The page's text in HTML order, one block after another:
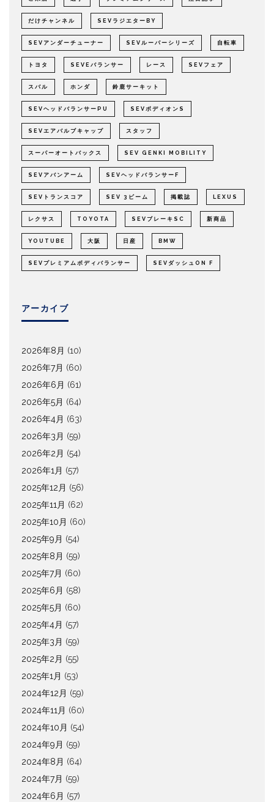
だけチャンネル SEVラジエターBY
SEVアンダーチューナー SEVルーパーシリーズ 自転車
トヨタ SEVEバランサー レース SEVフェア
スバル ホンダ 鈴鹿サーキット
SEVヘッドバランサーPU SEVボディオンS
SEVエアバルブキャップ スタッフ
スーパーオートバックス SEV GENKI MOBILITY
SEVアバンアーム SEVヘッドバランサーF
SEVトランスコア SEV 3ビーム 掲載誌 LEXUS
レクサス TOYOTA SEVブレーキSC 新商品
YOUTUBE 大阪 日産 BMW
SEVプレミアムボディバランサー SEVダッシュON F
アーカイブ
2026年8月 (10)
2026年7月 (60)
2026年6月 (61)
2026年5月 (64)
2026年4月 (63)
2026年3月 (59)
2026年2月 (54)
2026年1月 (57)
2025年12月 (56)
2025年11月 (62)
2025年10月 (60)
2025年9月 (54)
2025年8月 (59)
2025年7月 (60)
2025年6月 (58)
2025年5月 (60)
2025年4月 (57)
2025年3月 (59)
2025年2月 (55)
2025年1月 (53)
2024年12月 (59)
2024年11月 (60)
2024年10月 (54)
2024年9月 (59)
2024年8月 (64)
2024年7月 (59)
2024年6月 (57)